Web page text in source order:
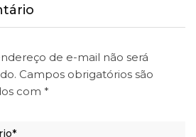
de e-mail não será
Campos obrigatórios são
com *